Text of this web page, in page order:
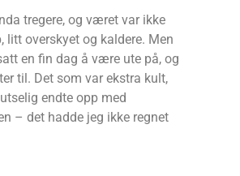
tregere, og været var ikke
litt overskyet og kaldere. Men
en fin dag å være ute på, og
til. Det som var ekstra kult,
endte opp med
– det hadde jeg ikke regnet